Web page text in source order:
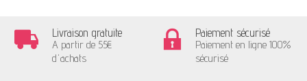
Livraison gratuite
A partir de 55€
d'achats
Paiement sécurisé
Paiement en ligne 100%
sécurisé